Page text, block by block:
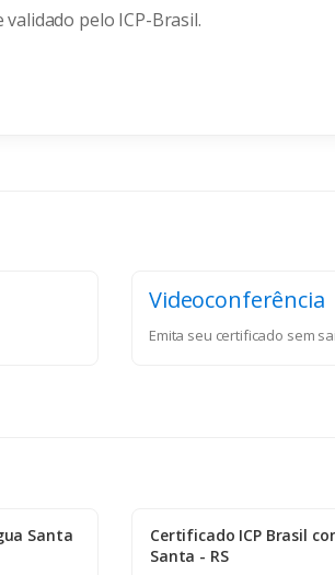
pelo ICP-Brasil.
Videoconferência
Emita seu certificado sem
Santa
Certificado ICP Brasil
Santa - RS